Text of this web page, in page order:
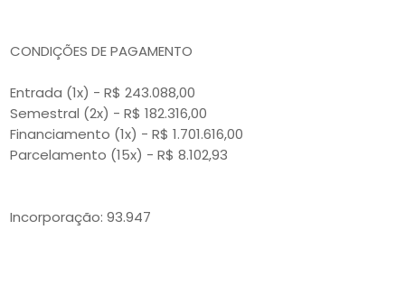
CONDIÇÕES DE PAGAMENTO
Entrada (1x) - R$ 243.088,00
Semestral (2x) - R$ 182.316,00
Financiamento (1x) - R$ 1.701.616,00
Parcelamento (15x) - R$ 8.102,93
Incorporação: 93.947